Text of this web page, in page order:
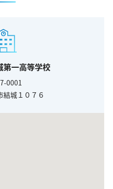
第一高等学校
0001
結城１０７６